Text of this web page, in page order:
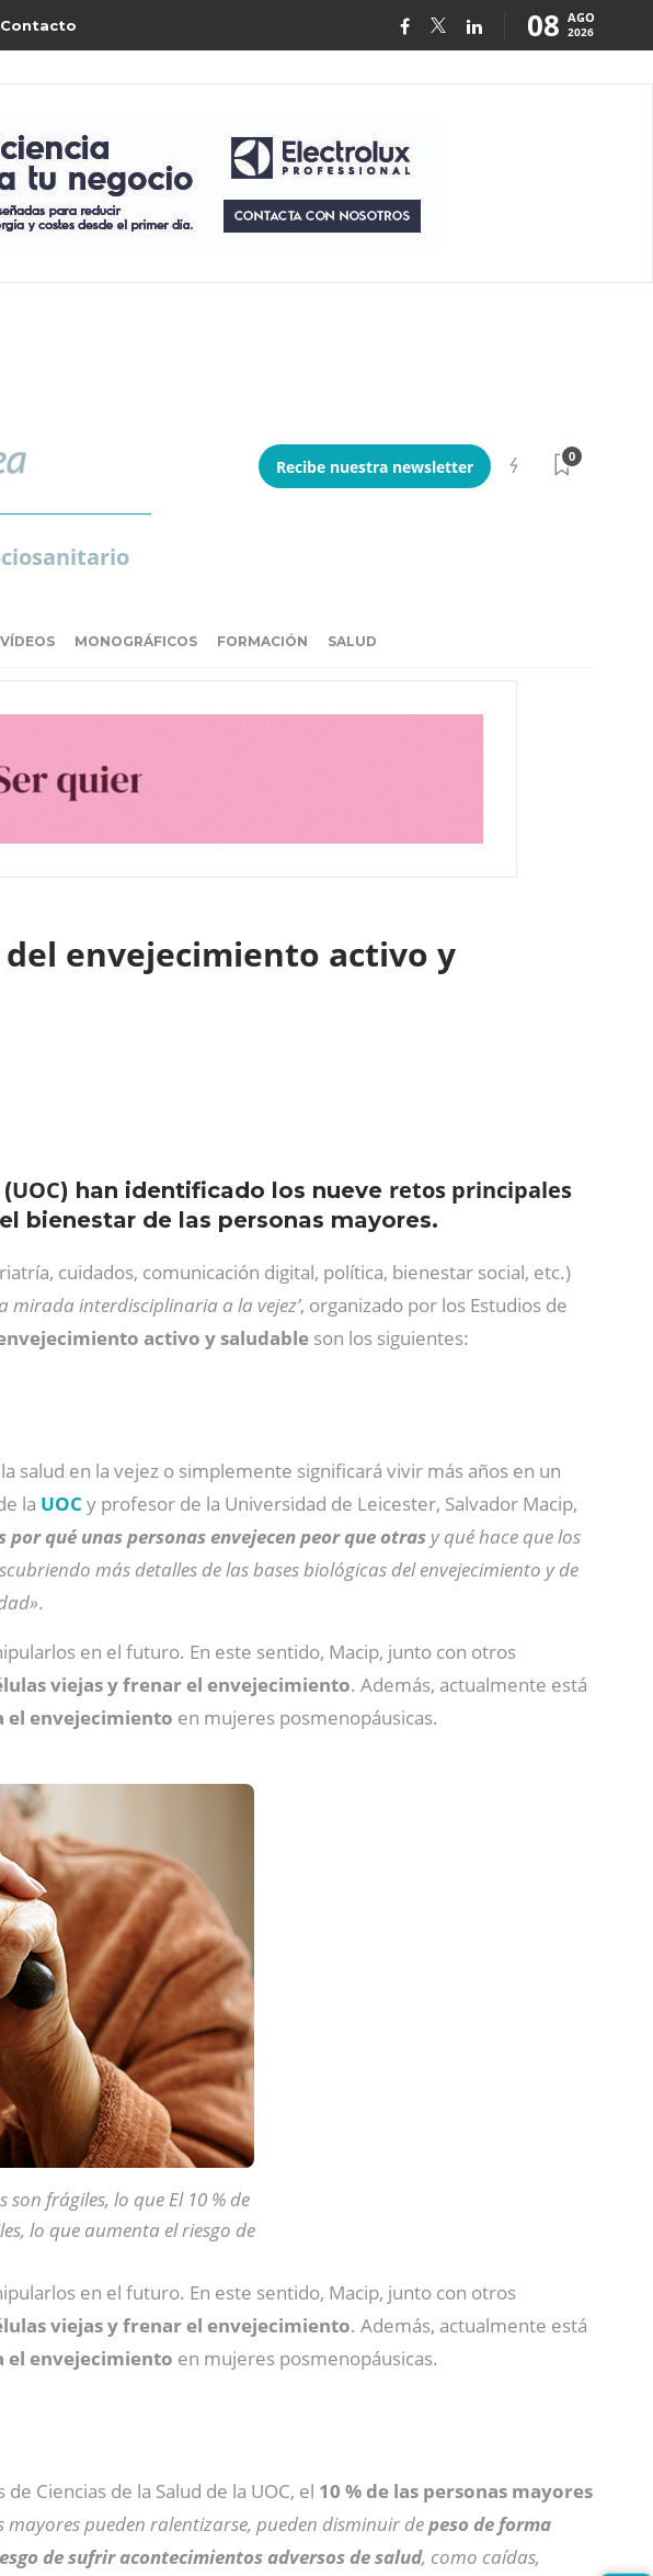
Contacto 08 AGO
2026
Recibe nuestra newsletter
0
VÍDEOS MONOGRÁFICOS FORMACIÓN SALUD
envejecimiento activo y
UOC) han identificado los nueve retos principales
bienestar de las personas mayores.
cuidados, comunicación digital, política, bienestar social, etc.)
mirada interdisciplinaria a la vejez’, organizado por los Estudios de
activo y saludable son los siguientes:
salud en la vejez o simplemente significará vivir más años en un
la UOC y profesor de la Universidad de Leicester, Salvador Macip,
por qué unas personas envejecen peor que otras y qué hace que los
más detalles de las bases biológicas del envejecimiento y de
.
en el futuro. En este sentido, Macip, junto con otros
viejas y frenar el envejecimiento. Además, actualmente está
envejecimiento en mujeres posmenopáusicas.
son frágiles, lo que El 10 % de
lo que aumenta el riesgo de
en el futuro. En este sentido, Macip, junto con otros
viejas y frenar el envejecimiento. Además, actualmente está
envejecimiento en mujeres posmenopáusicas.
Ciencias de la Salud de la UOC, el 10 % de las personas mayores
pueden ralentizarse, pueden disminuir depeso de forma
de sufrir acontecimientos adversos de salud, como caídas,